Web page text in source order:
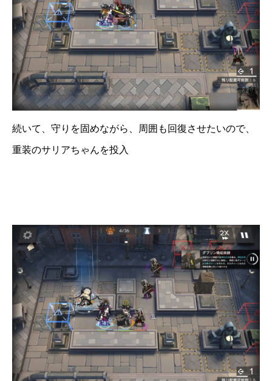
続いて、守りを固めながら、周囲も回復させたいので、
重装のサリアちゃんを投入